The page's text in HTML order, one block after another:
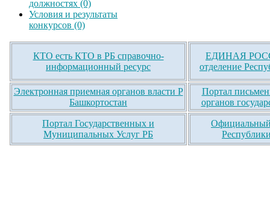
должностях (0)
Условия и результаты
конкурсов (0)
КТО есть КТО в РБ справочно-
информационный ресурс
ЕДИНАЯ
отделение
Электронная приемная органов власти Р
Башкортостан
Портал
органов
Портал Государственных и
Муниципальных Услуг РБ
Официальный